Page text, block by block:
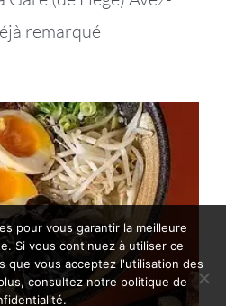
remarqué
pour vous garantir la meilleure
Si vous continuez à utiliser ce
que vous acceptez l'utilisation des
consultez notre politique de
.